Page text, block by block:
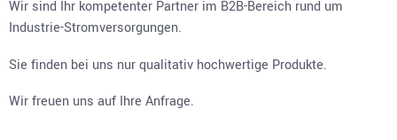
Wir sind Ihr kompetenter Partner im B2B-Bereich rund um
Industrie-Stromversorgungen.
Sie finden bei uns nur qualitativ hochwertige Produkte.
Wir freuen uns auf Ihre Anfrage.